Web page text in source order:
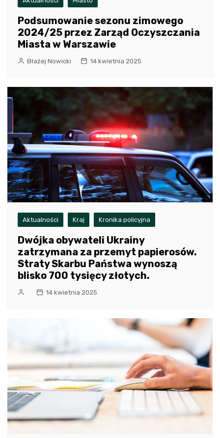
Podsumowanie sezonu zimowego
2024/25 przez Zarząd Oczyszczania
Miasta w Warszawie
Błażej Nowicki 14 kwietnia 2025
Aktualności Kraj Kronika policyjna
Dwójka obywateli Ukrainy
zatrzymana za przemyt papierosów.
Straty Skarbu Państwa wynoszą
blisko 700 tysięcy złotych.
14 kwietnia 2025